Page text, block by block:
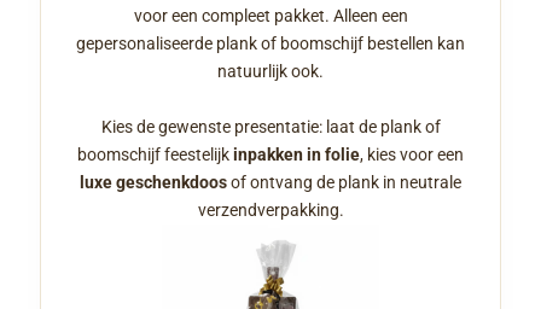
voor een compleet pakket. Alleen een
gepersonaliseerde plank of boomschijf bestellen kan
natuurlijk ook.
Kies de gewenste presentatie: laat de plank of
boomschijf feestelijkinpakken in folie, kies voor een
luxe geschenkdoosof ontvang de plank in neutrale
verzendverpakking.